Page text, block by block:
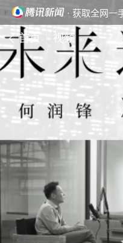
· 获取全网一
首页 视频